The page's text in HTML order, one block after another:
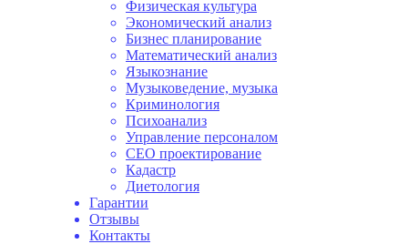
Физическая культура
Экономический анализ
Бизнес планирование
Математический анализ
Языкознание
Музыковедение, музыка
Криминология
Психоанализ
Управление персоналом
СЕО проектирование
Кадастр
Диетология
Гарантии
Отзывы
Контакты